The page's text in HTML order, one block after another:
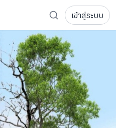
เพจระดมทุน
ความเคลื่อนไหว
เจ้าของโครงการ
ส่งโครงการ
FAQ เจ้าของโครงการ
เข้าสู่ระบบ